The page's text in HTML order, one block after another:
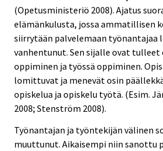
(Opetusministeriö 2008). Ajatus
elämänkulusta, jossa ammatillisen
siirrytään palvelemaan työnantajaa
vanhentunut. Sen sijalle ovat tulleet
oppiminen ja työssä oppiminen.
lomittuvat ja menevät osin
opiskelua ja opiskelu työtä. (Esim.
2008; Stenström 2008).
Työnantajan ja työntekijän välinen
muuttunut. Aikaisempi niin sanottu